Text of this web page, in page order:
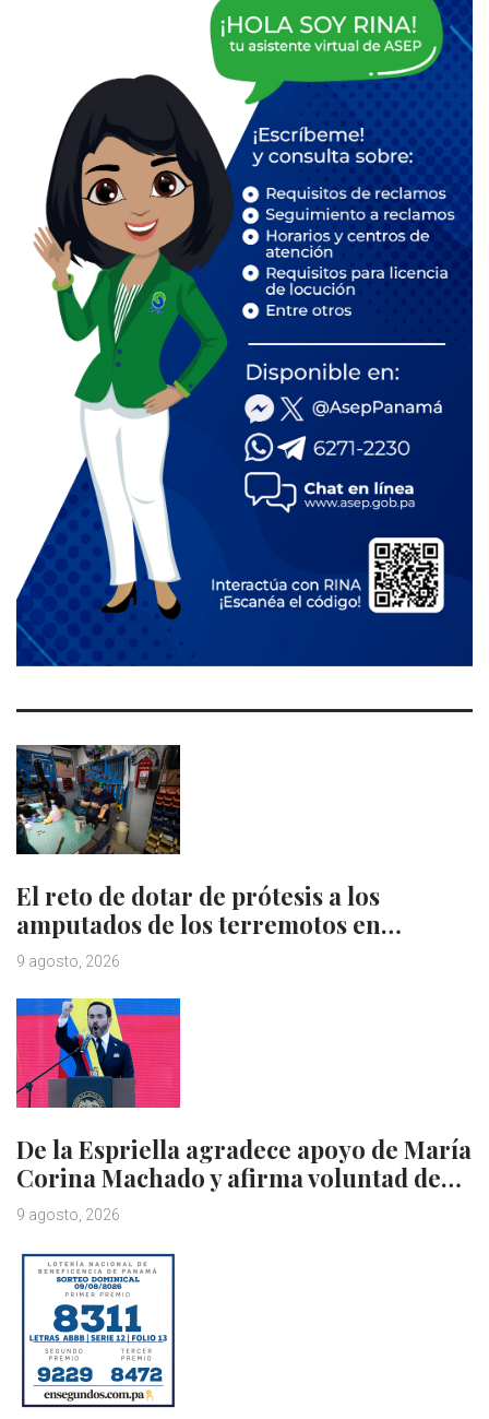
El reto de dotar de prótesis a los
amputados de los terremotos en…
9 agosto, 2026
De la Espriella agradece apoyo de María
Corina Machado y afirma voluntad de…
9 agosto, 2026